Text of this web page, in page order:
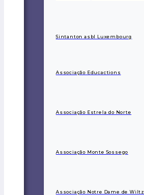
Sintanton asbl Luxembourg
Associação Educactions
Associação Estrela do Norte
Associação Monte Sossego
Associação Notre Dame de Wiltz